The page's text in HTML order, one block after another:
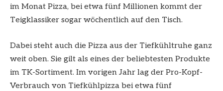
im Monat Pizza, bei etwa fünf Millionen kommt der
Teigklassiker sogar wöchentlich auf den Tisch.
Dabei steht auch die Pizza aus der Tiefkühltruhe ganz
weit oben. Sie gilt als eines der beliebtesten Produkte
im TK-Sortiment. Im vorigen Jahr lag der Pro-Kopf-
Verbrauch von Tiefkühlpizza bei etwa fünf